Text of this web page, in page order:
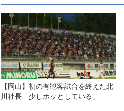
【岡山】初の有観客試合を終えた北
川社長「少しホッとしている」